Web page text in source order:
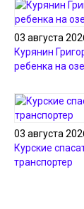
03 августа
Курянин
ребенка на
03 августа
Курские
транспортер